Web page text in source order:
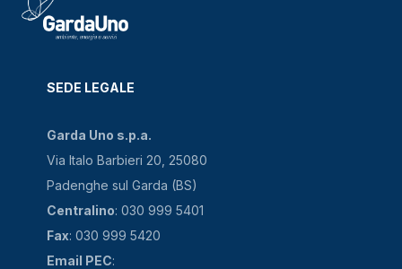
SEDE LEGALE
Garda Uno s.p.a.
Via Italo Barbieri 20, 25080
Padenghe sul Garda (BS)
Centralino: 030 999 5401
Fax: 030 999 5420
Email PEC: